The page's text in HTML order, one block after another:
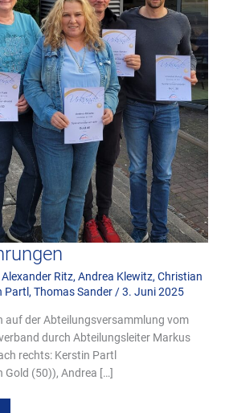
Alexander Ritz,Andrea Klewitz,Christian
Partl,Thomas Sander/3. Juni 2025
auf der Abteilungsversammlung vom
durch Abteilungsleiter Markus
rechts: Kerstin Partl
Gold (50)), Andrea […]